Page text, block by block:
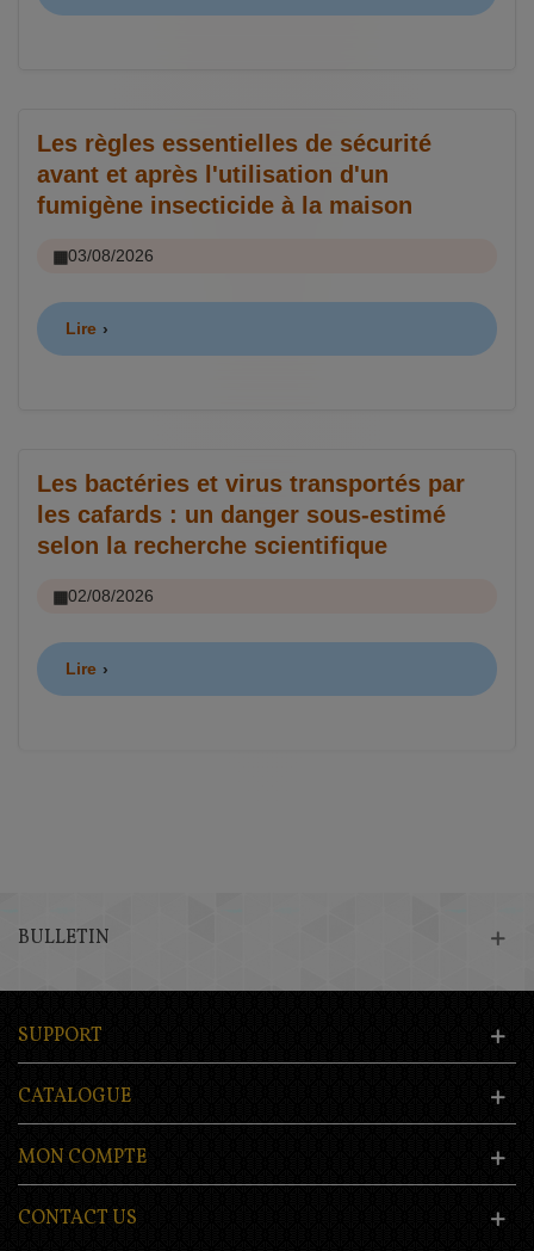
Les règles essentielles de sécurité
avant et après l'utilisation d'un
fumigène insecticide à la maison
03/08/2026
Lire
Les bactéries et virus transportés par
les cafards : un danger sous-estimé
selon la recherche scientifique
02/08/2026
Lire
BULLETIN
SUPPORT
CATALOGUE
MON COMPTE
CONTACT US